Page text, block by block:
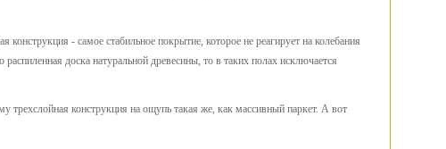
- самое стабильное покрытие, которое не реагирует на колебания
доска натуральной древесины, то в таких полах исключается
трехслойная конструкция на ощупь такая же, как массивный паркет. А вот